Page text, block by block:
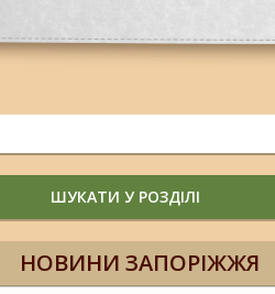
ШУКАТИ У РОЗДІЛІ
НОВИНИ ЗАПОРІЖЖЯ